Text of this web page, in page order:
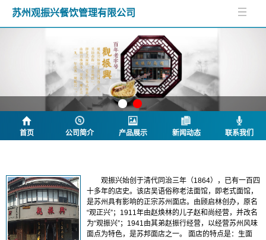
苏州观振兴餐饮管理有限公司
首页 公司简介 产品展示 新闻动态 联系我们
观振兴始创于清代同治三年（1864），已有一百四
十多年的店史。该店吴语俗称老法面馆，即老式面馆，
是苏州具有影响的正宗苏州面店。由顾启林创办，原名
“观正兴”；1911年由赵焕林的儿子赵和尚经营，并改名
为“观振兴”；1941由其弟赵振行经营，以经营苏州风味
面点为特色，是苏邦面店之一。 面店的特点是：生面